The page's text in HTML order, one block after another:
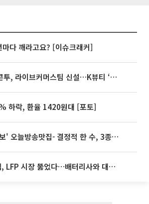
다 깨라고요? [이슈크래커]
이브커머스팀 신설…K뷰티 ‘글로벌 판매망’ 확대[K뷰티 라방戰]
하락, 환율 1420원대 [포토]
'2TV 생생정보' 오늘방송맛집- 결정적 한 수, 3종 메밀면! 메밀 소바 맛집 '의○○○○'
포스코퓨처엠, LFP 시장 뚫었다…배터리사와 대규모 장기 공급 합의